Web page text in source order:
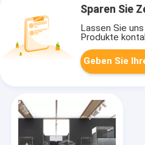
Sparen Sie
Lassen Sie
Produkte
Geben Sie